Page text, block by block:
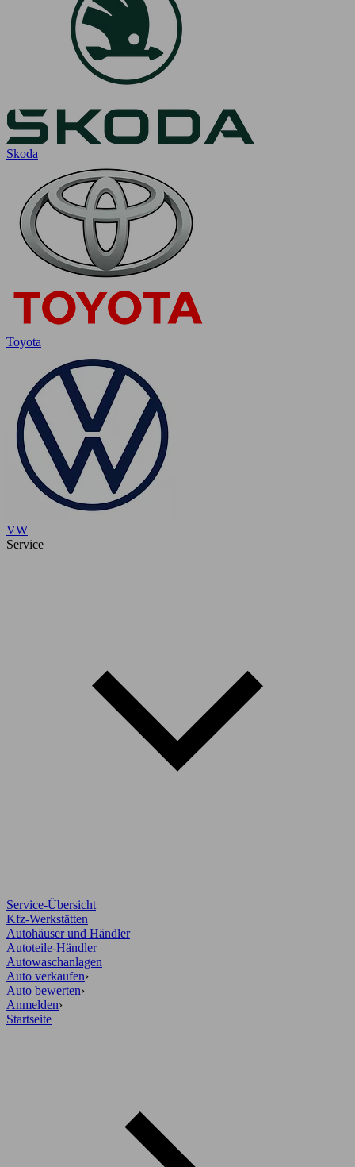
Skoda
Toyota
VW
Service
Service-Übersicht
Kfz-Werkstätten
Autohäuser und Händler
Autoteile-Händler
Autowaschanlagen
Auto verkaufen›
Auto bewerten›
Anmelden›
Startseite